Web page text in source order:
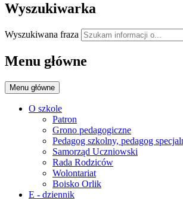
Wyszukiwarka
Wyszukiwana fraza
Menu główne
Menu główne
O szkole
Patron
Grono pedagogiczne
Pedagog szkolny, pedagog
Samorząd Uczniowski
Rada Rodziców
Wolontariat
Boisko Orlik
E - dziennik